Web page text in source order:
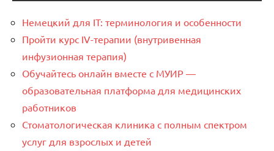
Немецкий для IT: терминология и особенности
Пройти курс IV-терапии (внутривенная
инфузионная терапия)
Обучайтесь онлайн вместе с МУИР —
образовательная платформа для медицинских
работников
Стоматологическая клиника с полным спектром
услуг для взрослых и детей